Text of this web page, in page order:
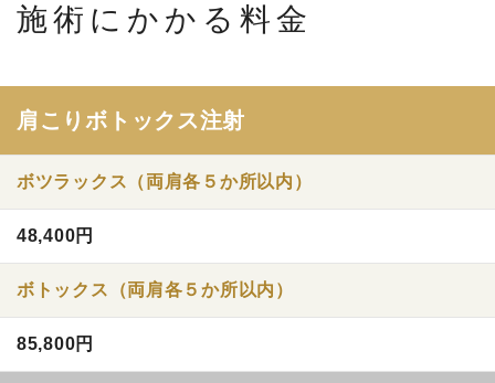
施術にかかる料金
肩こりボトックス注射
ボツラックス（両肩各５か所以内）
48,400円
ボトックス（両肩各５か所以内）
85,800円